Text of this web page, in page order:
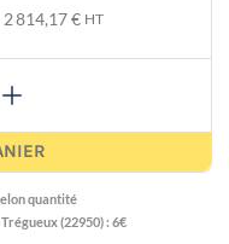
2 814,17 € HT
+
quantité
(22950) : 6€